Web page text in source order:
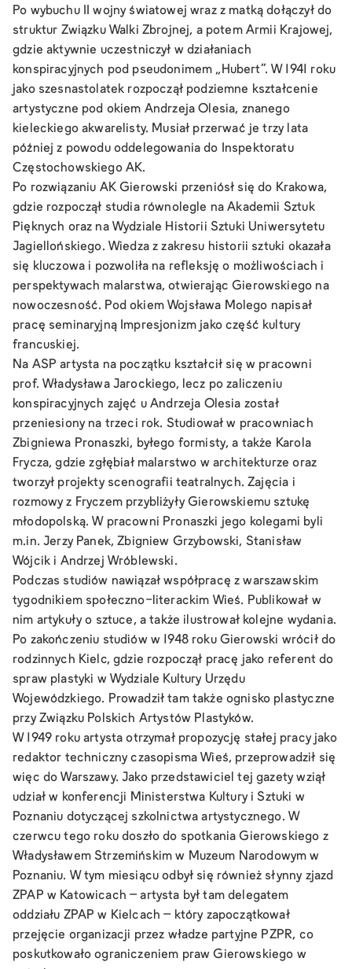
Po wybuchu II wojny światowej wraz z matką dołączył do
struktur Związku Walki Zbrojnej, a potem Armii Krajowej,
gdzie aktywnie uczestniczył w działaniach
konspiracyjnych pod pseudonimem „Hubert”. W 1941 roku
jako szesnastolatek rozpoczął podziemne kształcenie
artystyczne pod okiem Andrzeja Olesia, znanego
kieleckiego akwarelisty. Musiał przerwać je trzy lata
później z powodu oddelegowania do Inspektoratu
Częstochowskiego AK.
Po rozwiązaniu AK Gierowski przeniósł się do Krakowa,
gdzie rozpoczął studia równolegle na Akademii Sztuk
Pięknych oraz na Wydziale Historii Sztuki Uniwersytetu
Jagiellońskiego. Wiedza z zakresu historii sztuki okazała
się kluczowa i pozwoliła na refleksję o możliwościach i
perspektywach malarstwa, otwierając Gierowskiego na
nowoczesność. Pod okiem Wojsława Molego napisał
pracę seminaryjną Impresjonizm jako część kultury
francuskiej.
Na ASP artysta na początku kształcił się w pracowni
prof. Władysława Jarockiego, lecz po zaliczeniu
konspiracyjnych zajęć u Andrzeja Olesia został
przeniesiony na trzeci rok. Studiował w pracowniach
Zbigniewa Pronaszki, byłego formisty, a także Karola
Frycza, gdzie zgłębiał malarstwo w architekturze oraz
tworzył projekty scenografii teatralnych. Zajęcia i
rozmowy z Fryczem przybliżyły Gierowskiemu sztukę
młodopolską. W pracowni Pronaszki jego kolegami byli
m.in. Jerzy Panek, Zbigniew Grzybowski, Stanisław
Wójcik i Andrzej Wróblewski.
Podczas studiów nawiązał współpracę z warszawskim
tygodnikiem społeczno-literackim Wieś. Publikował w
nim artykuły o sztuce, a także ilustrował kolejne wydania.
Po zakończeniu studiów w 1948 roku Gierowski wrócił do
rodzinnych Kielc, gdzie rozpoczął pracę jako referent do
spraw plastyki w Wydziale Kultury Urzędu
Wojewódzkiego. Prowadził tam także ognisko plastyczne
przy Związku Polskich Artystów Plastyków.
W 1949 roku artysta otrzymał propozycję stałej pracy jako
redaktor techniczny czasopismaWieś, przeprowadził się
więc do Warszawy. Jako przedstawiciel tej gazety wziął
udział w konferencji Ministerstwa Kultury i Sztuki w
Poznaniu dotyczącej szkolnictwa artystycznego. W
czerwcu tego roku doszło do spotkania Gierowskiego z
Władysławem Strzemińskim w Muzeum Narodowym w
Poznaniu. W tym miesiącu odbył się również słynny zjazd
ZPAP w Katowicach – artysta był tam delegatem
oddziału ZPAP w Kielcach – który zapoczątkował
przejęcie organizacji przez władze partyjne PZPR, co
poskutkowało ograniczeniem praw Gierowskiego w